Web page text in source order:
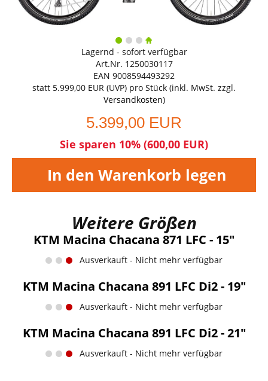
Lagernd - sofort verfügbar
Art.Nr. 1250030117
EAN 9008594493292
statt 5.999,00 EUR (UVP) pro Stück (inkl. MwSt. zzgl.
Versandkosten)
5.399,00 EUR
Sie sparen 10% (600,00 EUR)
In den Warenkorb legen
Weitere Größen
KTM Macina Chacana 871 LFC - 15"
Ausverkauft - Nicht mehr verfügbar
KTM Macina Chacana 891 LFC Di2 - 19"
Ausverkauft - Nicht mehr verfügbar
KTM Macina Chacana 891 LFC Di2 - 21"
Ausverkauft - Nicht mehr verfügbar